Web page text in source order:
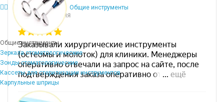
Общие инструменты
Общие инструменты
Зеркала стоматологические
Зонды стоматологические
Кассеты для стерилизации инструментов
Карпульные шприцы